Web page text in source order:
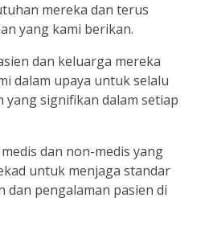
mereka dan terus
yang kami berikan.
dan keluarga mereka
dalam upaya untuk selalu
signifikan dalam setiap
dan non-medis yang
untuk menjaga standar
dan pengalaman pasien di